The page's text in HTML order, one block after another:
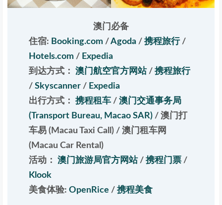
澳门必备
住宿: Booking.com /Agoda /携程旅行 /
Hotels.com / Expedia
到达方式：澳门航空官方网站 /携程旅行
/Skyscanner / Expedia
出行方式：携程租车 /澳门交通事务局
(Transport Bureau, Macao SAR) /澳门打
车易 (Macau Taxi Call) /澳门租车网
(Macau Car Rental)
活动：澳门旅游局官方网站 /携程门票 /
Klook
美食体验:OpenRice /携程美食